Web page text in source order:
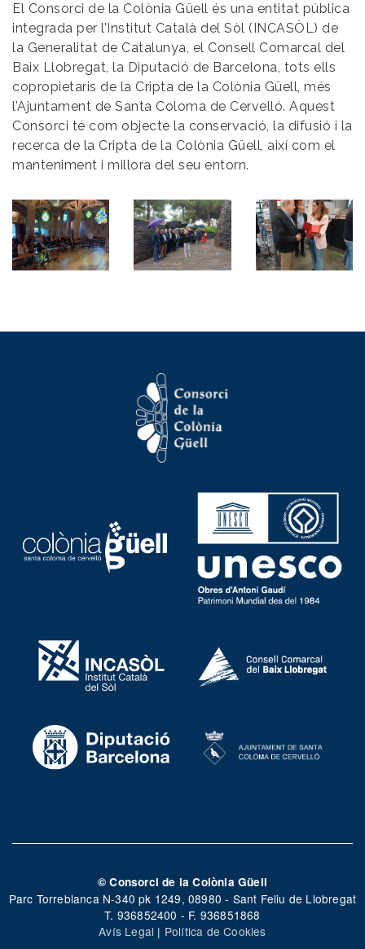
El Consorci de la Colònia Güell és una entitat pública
integrada per l’Institut Català del Sòl (INCASÒL) de
la Generalitat de Catalunya, el Consell Comarcal del
Baix Llobregat, la Diputació de Barcelona, tots ells
copropietaris de la Cripta de la Colònia Güell, més
l’Ajuntament de Santa Coloma de Cervelló. Aquest
Consorci té com objecte la conservació, la difusió i la
recerca de la Cripta de la Colònia Güell, així com el
manteniment i millora del seu entorn.
Imatge Imatge Imatge
© Consorci de la Colònia Güell
Parc Torreblanca N-340 pk 1249, 08980 - Sant Feliu de Llobregat
T. 936852400 - F. 936851868
Avís Legal | Política de Cookies